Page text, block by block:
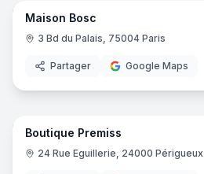
Maison Bosc
3 Bd du Palais, 75004 Paris
Partager Google Maps
Boutique Premiss
24 Rue Eguillerie, 24000 Périgueux